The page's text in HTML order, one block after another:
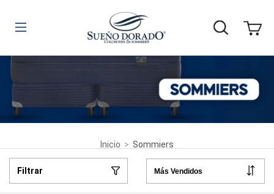
Inicio > Sommiers
Filtrar